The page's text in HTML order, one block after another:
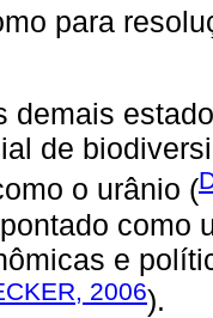
para
demais
de
o urânio (
como
e
2006).